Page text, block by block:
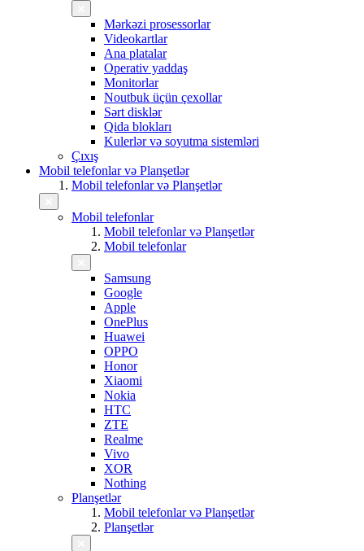
Mərkəzi prosessorlar
Videokartlar
Ana platalar
Operativ yaddaş
Monitorlar
Noutbuk üçün çexollar
Sərt disklər
Qida blokları
Kulerlər və soyutma sistemləri
Çıxış
Mobil telefonlar və Planşetlər
Mobil telefonlar və Planşetlər
Mobil telefonlar
Mobil telefonlar və Planşetlər
Mobil telefonlar
Samsung
Google
Apple
OnePlus
Huawei
OPPO
Honor
Xiaomi
Nokia
HTC
ZTE
Realme
Vivo
XOR
Nothing
Planşetlər
Mobil telefonlar və Planşetlər
Planşetlər